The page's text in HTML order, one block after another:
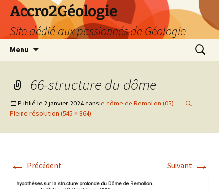
Accro2Géologie
Site dédié aux passionnés de Géologie
Menu
66-structure du dôme
Publié le 2 janvier 2024dansle dôme de Remollon (05).
Pleine résolution (545 × 864)
← Précédent Suivant →